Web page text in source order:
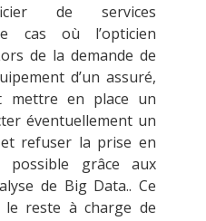
de services
cas où l’opticien
de la demande de
d’un assuré,
mettre en place un
éventuellement un
refuser la prise en
possible grâce aux
de Big Data.. Ce
reste à charge de